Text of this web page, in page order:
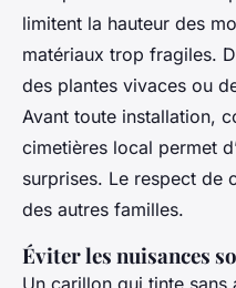
limitent la hauteur des
matériaux trop fragiles.
des plantes vivaces ou
Avant toute installation,
cimetières local permet
surprises. Le respect de
des autres familles.
Éviter les nuisances
Un carillon qui tinte